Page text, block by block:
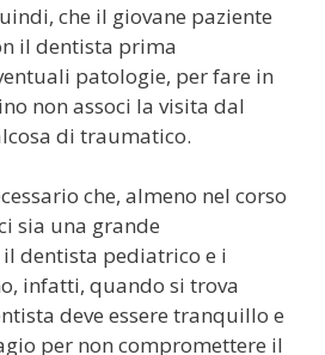
che il giovane paziente
il dentista prima
patologie, per fare in
non associ la visita dal
di traumatico.
che, almeno nel corso
sia una grande
dentista pediatrico e i
infatti, quando si trova
deve essere tranquillo e
per non compromettere il